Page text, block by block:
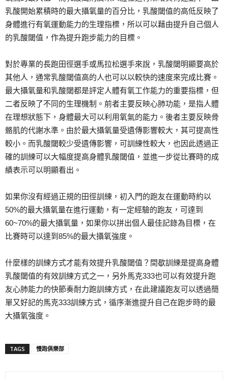
乳酸開始累積時的最大攝氧量的百分比，乳酸閾值的高低反映了
身體進行有氧運動能力的生理指標，所以可以藉由提升自己個人
的乳酸閾值，作為提升跑步能力的目標。
對於專業的長跑田徑選手或馬拉松選手來說，乳酸閾明顯要高於
其他人，通常乳酸閾值高的人也可以以較快的速度來完成比賽。
最大攝氧量和乳酸閾都是評定人體有氧工作能力的重要指標，但
二者反映了不同的生理機制。前者主要反映心肺功能，是指人體
在理想狀態下，身體最大可以利用氧氣的能力。後者主要反映骨
骼肌的代謝水準。由於最大攝氧量受遺傳影響較大，其可提高性
較小。而乳酸閾較少受遺傳影響，可訓練性較大，也因此透過正
確的訓練可以大幅度提高身體乳酸閾值，並進一步從比賽時的成
績表示可以明顯看出。
如果你沒有經過正規的田徑訓練，初入門的跑友在運動時約以
50%的最大攝氧量在進行運動，有一定經驗的跑友，可達到
60~70%的最大攝氧量，如果你以拼出個人最佳記錄為目標，在
比賽時可以達到85%的最大攝氧強度。
什麼樣的訓練方式才能有效提升乳酸閾值？間歇訓練是提高身體
乳酸閾值的有效訓練方式之一，另外馬克333也可以有效提升跑
友心肺能力的快節奏耐力跑訓練方式，在此建議跑友可以透過簡
單又好記的馬克333訓練方式，循序漸進提升自己在跑步時的最
大攝氧強度。
TAGS 慢跑俱樂部